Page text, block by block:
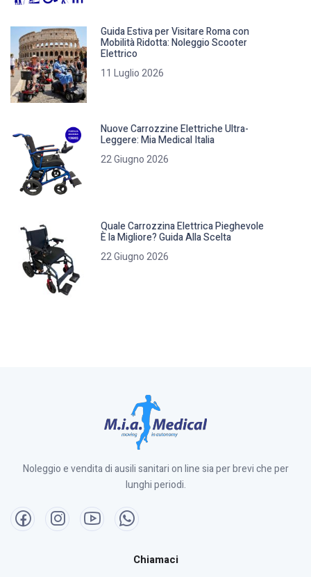
Guida Estiva per Visitare Roma con
Mobilità Ridotta: Noleggio Scooter
Elettrico
11 Luglio 2026
Nuove Carrozzine Elettriche Ultra-
Leggere: Mia Medical Italia
22 Giugno 2026
Quale Carrozzina Elettrica Pieghevole
È la Migliore? Guida Alla Scelta
22 Giugno 2026
Noleggio e vendita di ausili sanitari on line sia per brevi che per
lunghi periodi.
Chiamaci